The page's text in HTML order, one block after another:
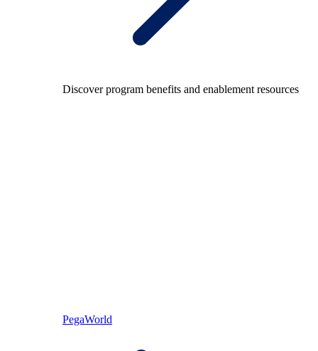
Discover program benefits and enablement resources
PegaWorld